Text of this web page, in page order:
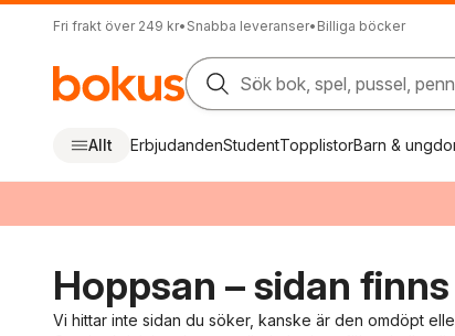
Fri frakt över 249 kr• Snabba leveranser• Billiga böcker
Sök bok, spel, pussel,
Allt ErbjudandenStudentTopplistorBarn &
Hoppsan – sidan
Vi hittar inte sidan du söker, kanske är den omdöpt